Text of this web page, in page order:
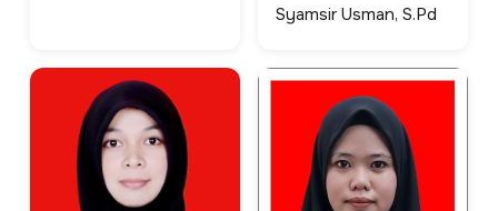
Syamsir Usman, S.Pd